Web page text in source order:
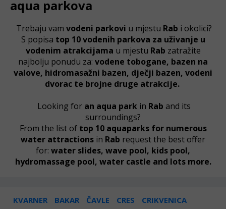
aqua parkova
Trebaju vam vodeni parkovi u mjestu Rab i okolici?
S popisa top 10 vodenih parkova za uživanje u
vodenim atrakcijama u mjestu Rab zatražite
najbolju ponudu za: vodene tobogane, bazen na
valove, hidromasažni bazen, dječji bazen, vodeni
dvorac te brojne druge atrakcije.
Looking for an aqua park in Rab and its
surroundings?
From the list oftop 10 aquaparks for numerous
water attractions in Rab request the best offer
for: water slides, wave pool, kids pool,
hydromassage pool, water castle and lots more.
KVARNER BAKAR ČAVLE CRES
CRIKVENICA